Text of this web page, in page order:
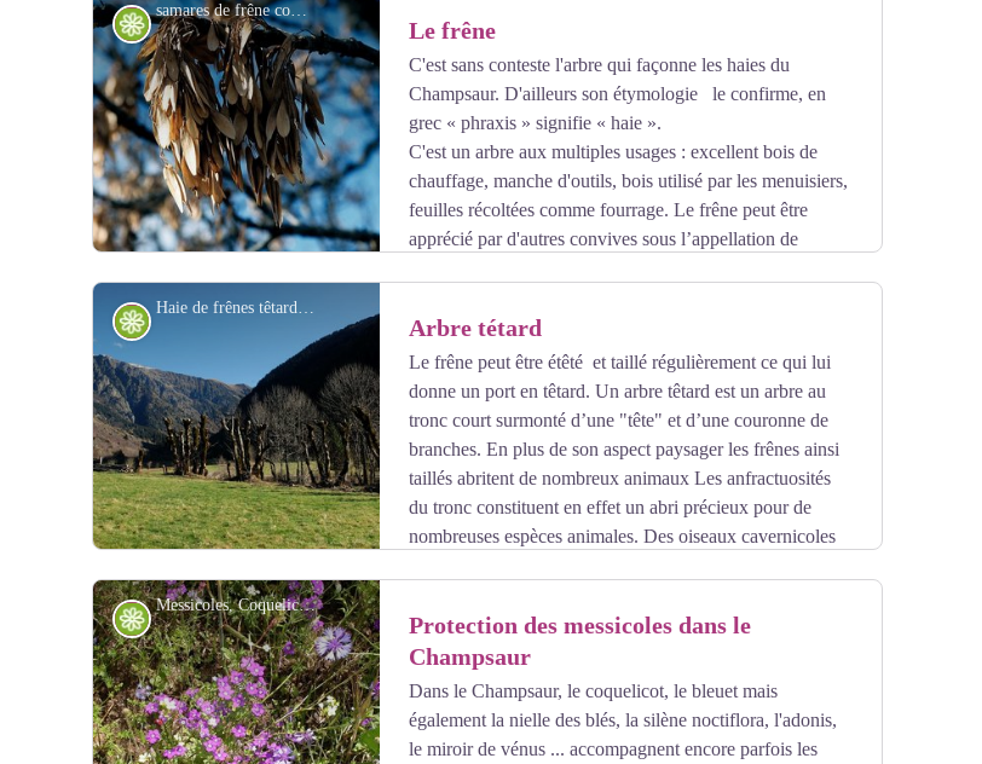
Voir l'image en plein écran
samares de frêne commun - Bernard Nicolet - PNE
Voir l'image en plein écran
Flore Le frêne
C'est sans conteste l'arbre qui façonne les haies du
Champsaur. D'ailleurs son étymologie le confirme, en
grec « phraxis » signifie « haie ».
C'est un arbre aux multiples usages : excellent bois de
chauffage, manche d'outils, bois utilisé par les menuisiers,
feuilles récoltées comme fourrage. Le frêne peut être
apprécié par d'autres convives sous l’appellation de
sucre et de levure de boulanger. On laisse le tout quelque temps en barrique, puis on le met en
bouteilles pour obtenir une boisson fraîche et pétillante.
Haie de frênes têtards - Bernard Nicolet
Voir l'image en plein écran
Flore Arbre tétard
Le frêne peut être étêté et taillé régulièrement ce qui lui
donne un port en têtard. Un arbre têtard est un arbre au
tronc court surmonté d’une "tête" et d’une couronne de
branches. En plus de son aspect paysager les frênes ainsi
taillés abritent de nombreux animaux Les anfractuosités
du tronc constituent en effet un abri précieux pour de
nombreuses espèces animales. Des oiseaux cavernicoles
mammifères comme les chauves-souris ou le lérot. De nombreux insectes y trouvent également
le gîte et le couvert.
Bref, voici un arbre aux multiples usages et qui contribue à une large biodiversité.
Messicoles, Coquelicots, bleuet, Miroir de Vénus, dans un champ de céréales - Olivier Warluzelle - PNE
Flore
Protection des messicoles dans le
Champsaur
Dans le Champsaur, le coquelicot, le bleuet mais
également la nielle des blés, la silène noctiflora, l'adonis,
le miroir de vénus ... accompagnent encore parfois les